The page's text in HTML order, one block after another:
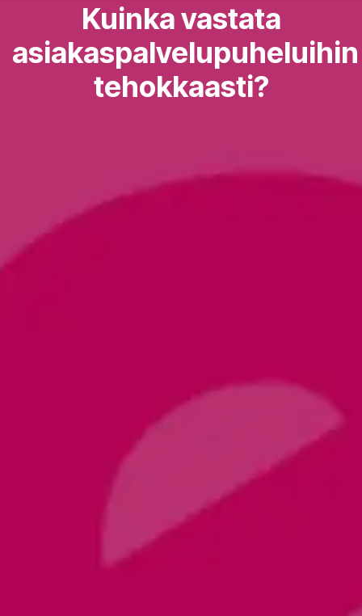
Kuinka vastata
asiakaspalvelupuheluihin
tehokkaasti?